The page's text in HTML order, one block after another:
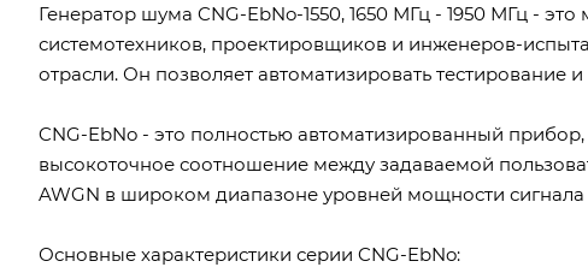
Генератор шума CNG-EbNo-1550, 1650 МГц - 1950 МГц -
системотехников, проектировщиков и инженеров-
отрасли. Он позволяет автоматизировать тестирование
CNG-EbNo - это полностью автоматизированный
высокоточное соотношение между задаваемой
AWGN в широком диапазоне уровней мощности сигнала
Основные характеристики серии CNG-EbNo: